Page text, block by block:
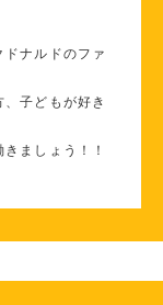
ナルドのファ
子どもが好き
ましょう！！